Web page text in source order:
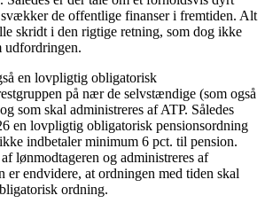
de offentlige finanser i fremtiden. Alt
skridt i den rigtige retning, som dog ikke
udfordringen.
en lovpligtig obligatorisk
på nær de selvstændige (som også
som skal administreres af ATP. Således
en lovpligtig obligatorisk pensionsordning
indbetaler minimum 6 pct. til pension.
lønmodtageren og administreres af
er endvidere, at ordningen med tiden skal
ordning.